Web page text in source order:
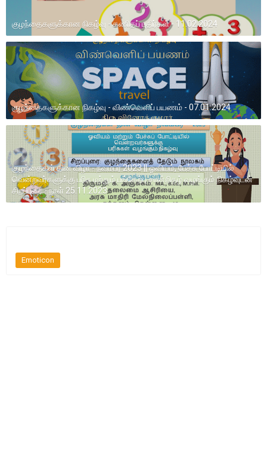
குழந்தைகளுக்கான நிகழ்வு - கணிதப் புதிர்கள் - 11.02.2024
குழந்தைகளுக்கான நிகழ்வு - விண்வெளிப் பயணம் - 07.01.2024
குழந்தைகள் தின விழா - நவம்பர் 2023 || ஓவியம், பேச்சு போட்டியில்
வென்றவர்களுக்கு பரிசு மற்றும் பங்கேற்பு சான்றிதழ் வழங்கும் நிகழ்வுடன்
சிறப்புரை - நாள் 25.11.2023
Emoticon